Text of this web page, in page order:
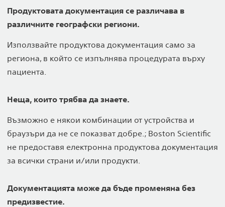
Продуктовата документация се различава в
различните географски региони.
Използвайте продуктова документация само за
региона, в който се изпълнява процедурата върху
пациента.
Неща, които трябва да знаете.
Възможно е някои комбинации от устройства и
браузъри да не се показват добре.; Boston Scientific
не предоставя електронна продуктова документация
за всички страни и/или продукти.
Документацията може да бъде променяна без
предизвестие.